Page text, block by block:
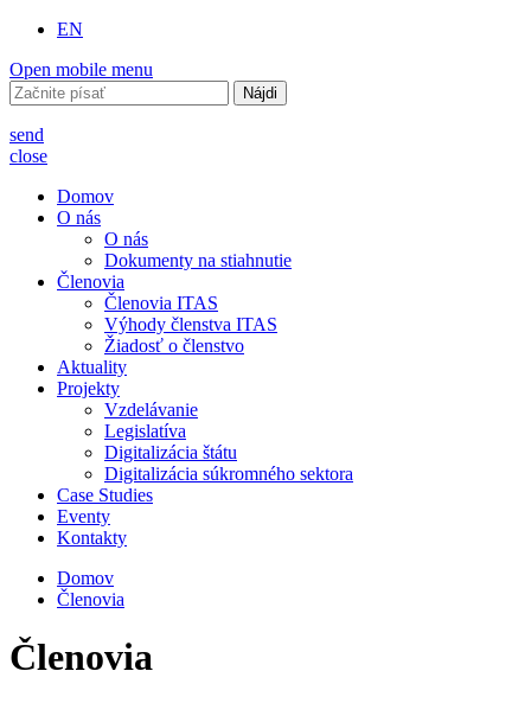
EN
Open mobile menu
Hľadať:
send
close
Domov
O nás
O nás
Dokumenty na stiahnutie
Členovia
Členovia ITAS
Výhody členstva ITAS
Žiadosť o členstvo
Aktuality
Projekty
Vzdelávanie
Legislatíva
Digitalizácia štátu
Digitalizácia súkromného sektora
Case Studies
Eventy
Kontakty
Domov
Členovia
Členovia